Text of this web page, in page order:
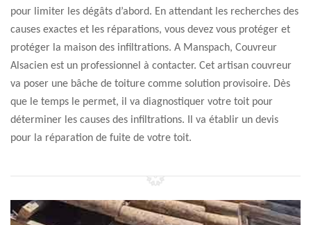
pour limiter les dégâts d’abord. En attendant les recherches des
causes exactes et les réparations, vous devez vous protéger et
protéger la maison des infiltrations. A Manspach, Couvreur
Alsacien est un professionnel à contacter. Cet artisan couvreur
va poser une bâche de toiture comme solution provisoire. Dès
que le temps le permet, il va diagnostiquer votre toit pour
déterminer les causes des infiltrations. Il va établir un devis
pour la réparation de fuite de votre toit.